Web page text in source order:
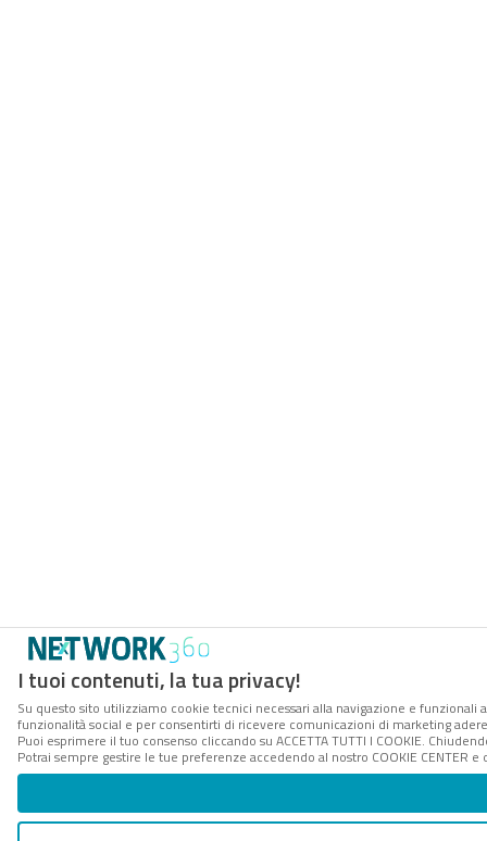
I tuoi contenuti, la tua privacy!
Su questo sito utilizziamo cookie tecnici necessari alla navigazione e
funzionalità social e per consentirti di ricevere comunicazioni di marketing
Puoi esprimere il tuo consenso cliccando su ACCETTA TUTTI I COOKIE.
Potrai sempre gestire le tue preferenze accedendo al nostro COOKIE